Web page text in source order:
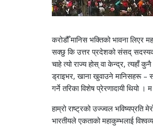
करोडौँ मानिस भक्तिको भावना लिएर
सक्छु कि उत्तर प्रदेशको संसद्
चाहे त्यो राज्य होस् वा केन्द्र,
ड्राइभर, खाना खुवाउने मानिसहरू –
गर्ने तरिका विशेष प्रेरणादायी थियो
हाम्रो राष्ट्रको उज्ज्वल
भारतीयले एकताको महाकुम्भलाई